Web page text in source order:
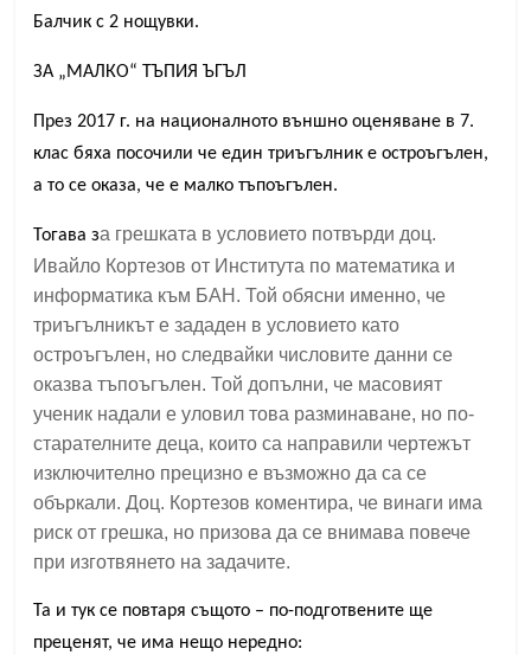
Балчик с 2 нощувки.
ЗА „МАЛКО“ ТЪПИЯ ЪГЪЛ
През 2017 г. на националното външно оценяване в 7.
клас бяха посочили че един триъгълник е остроъгълен,
а то се оказа, че е малко тъпоъгълен.
Тогава за грешката в условието потвърди доц.
Ивайло Кортезов от Института по математика и
информатика към БАН. Той обясни именно, че
триъгълникът е зададен в условието като
остроъгълен, но следвайки числовите данни се
оказва тъпоъгълен. Той допълни, че масовият
ученик надали е уловил това разминаване, но по-
старателните деца, които са направили чертежът
изключително прецизно е възможно да са се
объркали. Доц. Кортезов коментира, че винаги има
риск от грешка, но призова да се внимава повече
при изготвянето на задачите.
Та и тук се повтаря същото – по-подготвените ще
преценят, че има нещо нередно: